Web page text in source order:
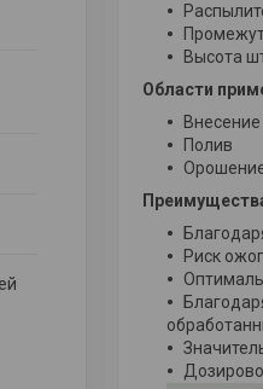
Высота
Области
Полив
Риск